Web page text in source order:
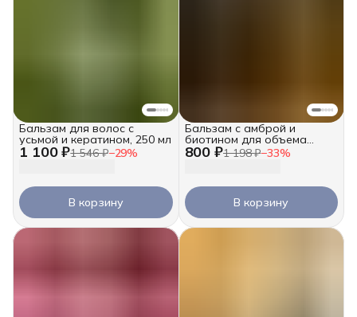
1 100 ₽1 546 ₽−29%
Бальзам для волос с
усьмой и кератином, 250 мл
В корзину
800 ₽1 198 ₽−33%
Бальзам с амброй и
биотином для объема
волос, 250 мл
В корзину